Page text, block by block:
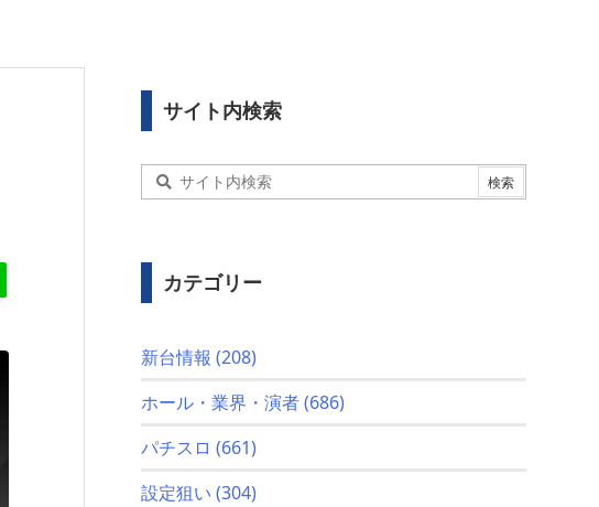
サイト内検索
カテゴリー
新台情報 (208)
ホール・業界・演者(686)
パチスロ (661)
設定狙い (304)